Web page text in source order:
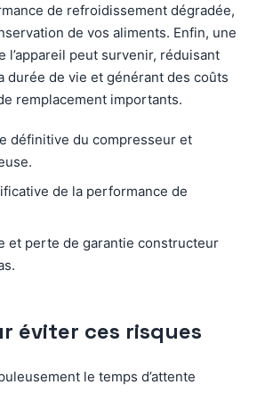
de refroidissement dégradée,
de vos aliments. Enfin, une
l’appareil peut survenir, réduisant
durée de vie et générant des coûts
remplacement importants.
définitive du compresseur et
de la performance de
et perte de garantie constructeur
éviter ces risques
le temps d’attente